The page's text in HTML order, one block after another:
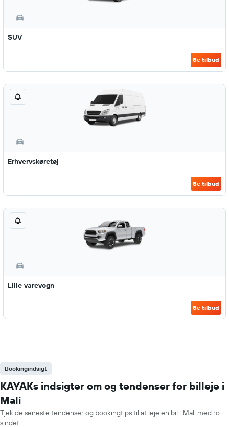
SUV
Se tilbud
Erhvervskøretøj
Se tilbud
Lille varevogn
Se tilbud
Bookingindsigt
KAYAKs indsigter om og tendenser for billeje i
Mali
Tjek de seneste tendenser og bookingtips til at leje en bil i Mali med ro i
sindet.